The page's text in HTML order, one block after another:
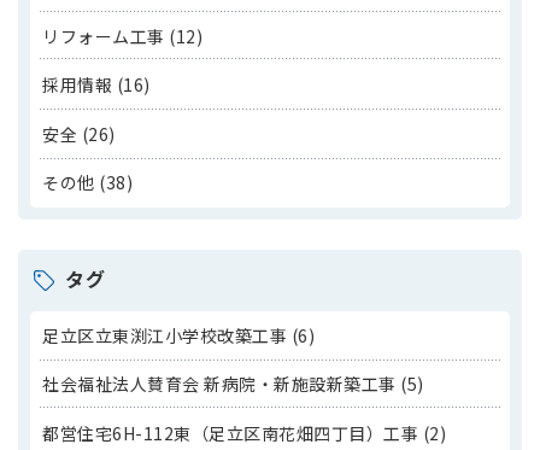
リフォーム工事 (12)
採用情報 (16)
安全 (26)
その他 (38)
タグ
足立区立東渕江小学校改築工事 (6)
社会福祉法人賛育会 新病院・新施設新築工事 (5)
都営住宅6H-112東（足立区南花畑四丁目）工事 (2)